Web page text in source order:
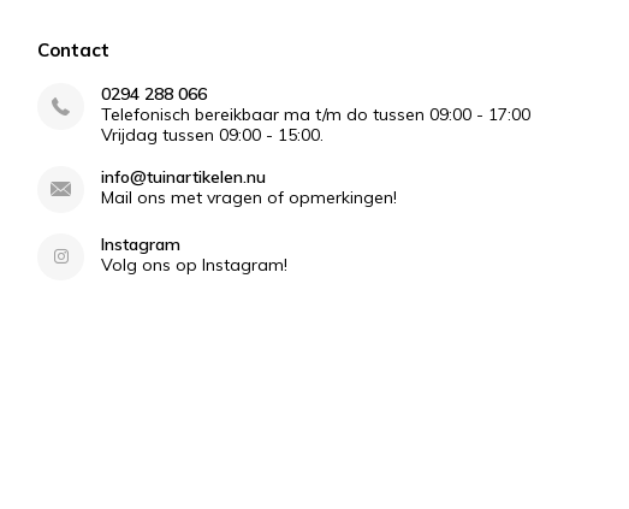
Contact
0294 288 066
Telefonisch bereikbaar ma t/m do tussen 09:00 - 17:00
Vrijdag tussen 09:00 - 15:00.
info@tuinartikelen.nu
Mail ons met vragen of opmerkingen!
Instagram
Volg ons op Instagram!